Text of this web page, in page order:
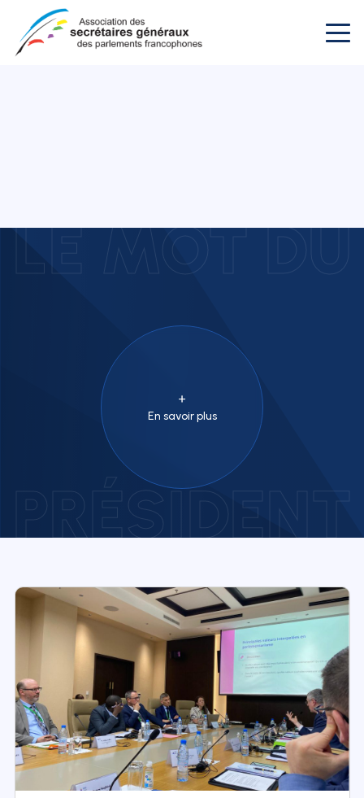
LE MOT DU
PRÉSIDENT
En savoir plus